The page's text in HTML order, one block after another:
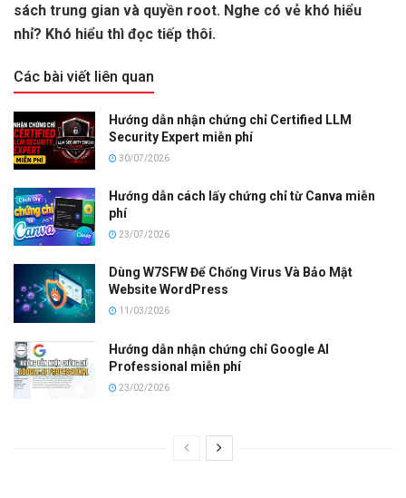
sách trung gian và quyền root. Nghe có vẻ khó hiểu
nhỉ? Khó hiểu thì đọc tiếp thôi.
Các bài viết liên quan
Hướng dẫn nhận chứng chỉ Certified LLM
Security Expert miễn phí
30/07/2026
Hướng dẫn cách lấy chứng chỉ từ Canva miễn
phí
23/07/2026
Dùng W7SFW Để Chống Virus Và Bảo Mật
Website WordPress
11/03/2026
Hướng dẫn nhận chứng chỉ Google AI
Professional miễn phí
23/02/2026